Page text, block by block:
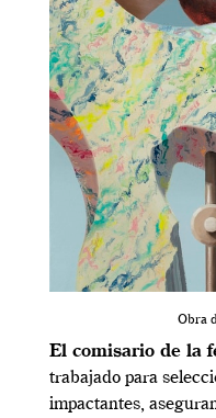
Obra
El comisario de la
trabajado para
impactantes,